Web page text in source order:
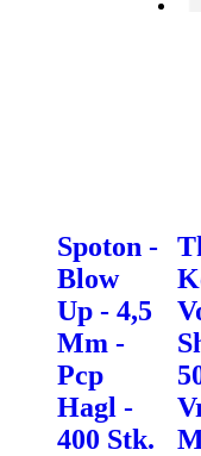
Spoton -
Blow
Up - 4,5
Mm -
Pcp
Hagl -
400 Stk.